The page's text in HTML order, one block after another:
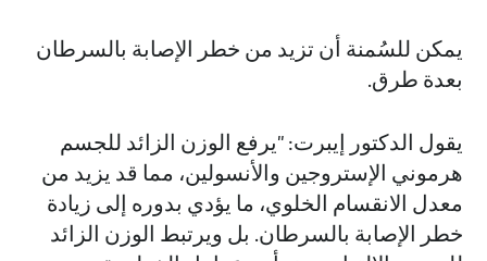
يمكن للسُمنة أن تزيد من خطر الإصابة بالسرطان
بعدة طرق.
يقول الدكتور إيبرت: "يرفع الوزن الزائد للجسم
هرموني الإستروجين والأنسولين، مما قد يزيد من
معدل الانقسام الخلوي، ما يؤدي بدوره إلى زيادة
خطر الإصابة بالسرطان. بل ويرتبط الوزن الزائد